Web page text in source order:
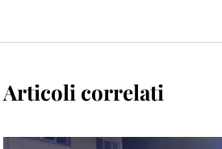
Articoli correlati